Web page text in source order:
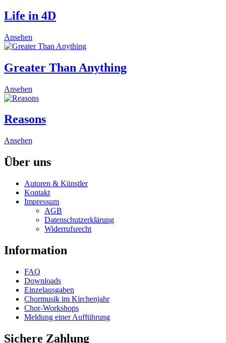
Life in 4D
Ansehen
product
multiple
variants.
options
may
chosen
on
product
Greater Than Anything
Ansehen
product
multiple
variants.
options
be
on
the
product
page
Reasons
Ansehen
multiple
The
options
may
be
chosen
on
product
Über uns
Autoren & Künstler
Kontakt
Impressum
AGB
Datenschutzerklärung
Widerrufsrecht
Information
FAQ
Downloads
Einzelausgaben
Chormusik im Kirchenjahr
Chor-Workshops
Meldung einer Aufführung
Sichere Zahlung